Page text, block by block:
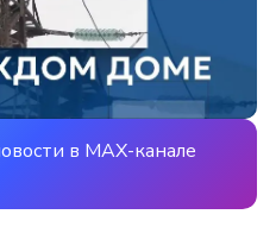
в MAX-канале